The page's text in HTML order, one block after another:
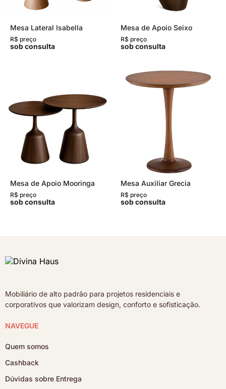
Mesa Lateral Isabella
R$ preço
sob consulta
Mesa de Apoio Seixo
R$ preço
sob consulta
Mesa de Apoio Mooringa
R$ preço
sob consulta
Mesa Auxiliar Grecia
R$ preço
sob consulta
Mobiliário de alto padrão para projetos residenciais e
corporativos que valorizam design, conforto e sofisticação.
NAVEGUE
Quem somos
Cashback
Dúvidas sobre Entrega